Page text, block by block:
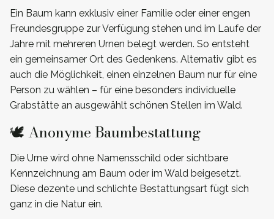
Ein Baum kann exklusiv einer Familie oder einer engen
Freundesgruppe zur Verfügung stehen und im Laufe der
Jahre mit mehreren Urnen belegt werden. So entsteht
ein gemeinsamer Ort des Gedenkens. Alternativ gibt es
auch die Möglichkeit, einen einzelnen Baum nur für eine
Person zu wählen – für eine besonders individuelle
Grabstätte an ausgewählt schönen Stellen im Wald.
🕊️ Anonyme Baumbestattung
Die Urne wird ohne Namensschild oder sichtbare
Kennzeichnung am Baum oder im Wald beigesetzt.
Diese dezente und schlichte Bestattungsart fügt sich
ganz in die Natur ein.